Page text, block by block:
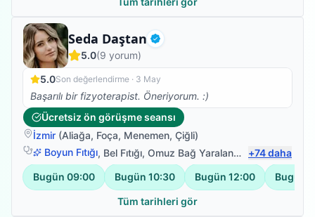
Seda Daştan Doğrulanmış
Fizyoterapist
5.0(9 yorum)
5.0Son değerlendirme · 3 May
Başarılı bir fizyoterapist. Öneriyorum. :)
Ücretsiz ön görüşme seansı
İzmir (Aliağa, Foça, Menemen, Çiğli)
Boyun Fıtığı, Bel Fıtığı, Omuz Bağ Yaralanması ,Sırt Ağrısı
+74daha
Bugün 09:00 Bugün 10:30 Bugün 12:00 Bugün
Tüm tarihleri gör